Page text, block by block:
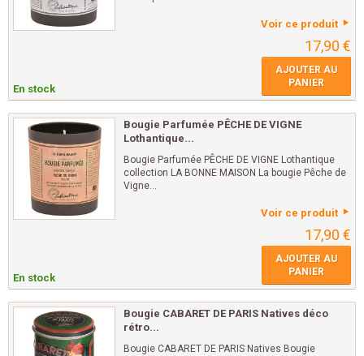
Voir ce produit
17,90 €
En stock
AJOUTER AU
PANIER
Bougie Parfumée PÊCHE DE VIGNE
Lothantique...
Bougie Parfumée PÊCHE DE VIGNE Lothantique
collection LA BONNE MAISON La bougie Pêche de
Vigne...
Voir ce produit
17,90 €
En stock
AJOUTER AU
PANIER
Bougie CABARET DE PARIS Natives déco
rétro...
Bougie CABARET DE PARIS Natives Bougie